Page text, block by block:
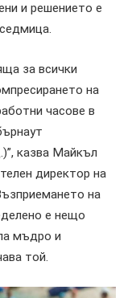
и решението е
за всички
на
часове в
казва Майкъл
директор на
на
е нещо
мъдро и
той.